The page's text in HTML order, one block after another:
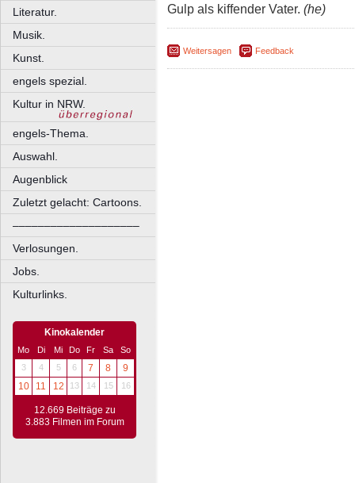
Literatur.
Musik.
Kunst.
engels spezial.
Kultur in NRW.
engels-Thema.
Auswahl.
Augenblick
Zuletzt gelacht: Cartoons.
––––––––––––––––––––
Verlosungen.
Jobs.
Kulturlinks.
Kinokalender
Mo Di Mi Do Fr Sa
So
3
4 5 6 7 8
9
10
11 12 13 14 15 16
12.669 Beiträge zu
3.883 Filmen im Forum
Gulp als kiffender Vater. (he)
Weitersagen Feedback